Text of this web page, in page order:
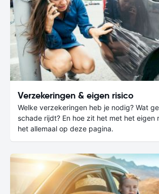
Verzekeringen & eigen risico
Welke verzekeringen heb je nodig? Wat
schade rijdt? En hoe zit het met het eigen
het allemaal op deze pagina.